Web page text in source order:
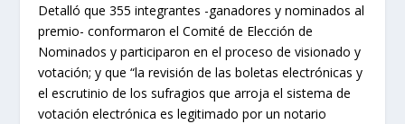
Detalló que 355 integrantes -ganadores y nominados al
premio- conformaron el Comité de Elección de
Nominados y participaron en el proceso de visionado y
votación; y que “la revisión de las boletas electrónicas y
el escrutinio de los sufragios que arroja el sistema de
votación electrónica es legitimado por un notario